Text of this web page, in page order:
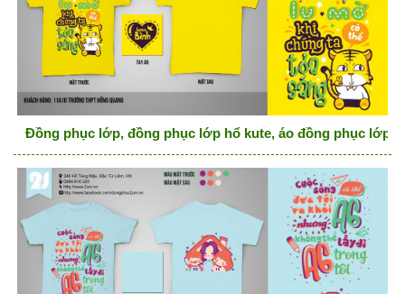
Đồng phục lớp, đồng phục lớp hổ kute, áo đồng phục lớp